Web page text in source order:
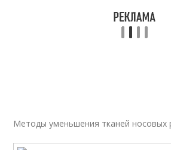
Методы уменьшения тканей носовых